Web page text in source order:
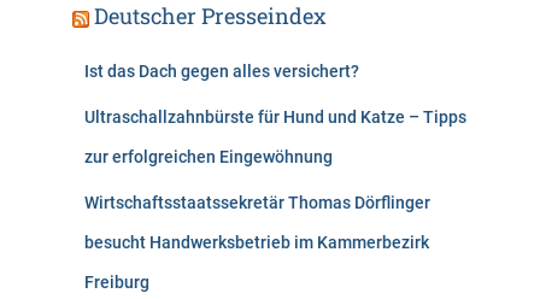
Deutscher Presseindex
Ist das Dach gegen alles versichert?
Ultraschallzahnbürste für Hund und Katze – Tipps
zur erfolgreichen Eingewöhnung
Wirtschaftsstaatssekretär Thomas Dörflinger
besucht Handwerksbetrieb im Kammerbezirk
Freiburg